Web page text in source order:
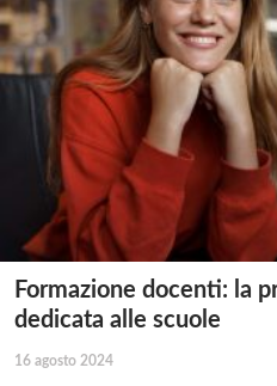
Formazione docenti: la
dedicata alle scuole
16 agosto 2024